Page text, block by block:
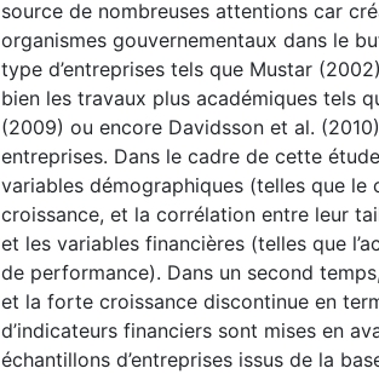
source de nombreuses attentions car
organismes gouvernementaux dans le
type d’entreprises tels que Mustar
bien les travaux plus académiques tels
(2009) ou encore Davidsson et al.
entreprises. Dans le cadre de cette
variables démographiques (telles que
croissance, et la corrélation entre leur
et les variables financières (telles que
de performance). Dans un second
et la forte croissance discontinue en
d’indicateurs financiers sont mises en
échantillons d’entreprises issus de la